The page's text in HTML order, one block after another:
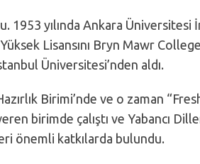
1953 yılında Ankara Üniversitesi
Lisansını Bryn Mawr
Üniversitesi’nden aldı.
Birimi’nde ve o zaman
birimde çalıştı ve Yabancı
önemli katkılarda bulundu.